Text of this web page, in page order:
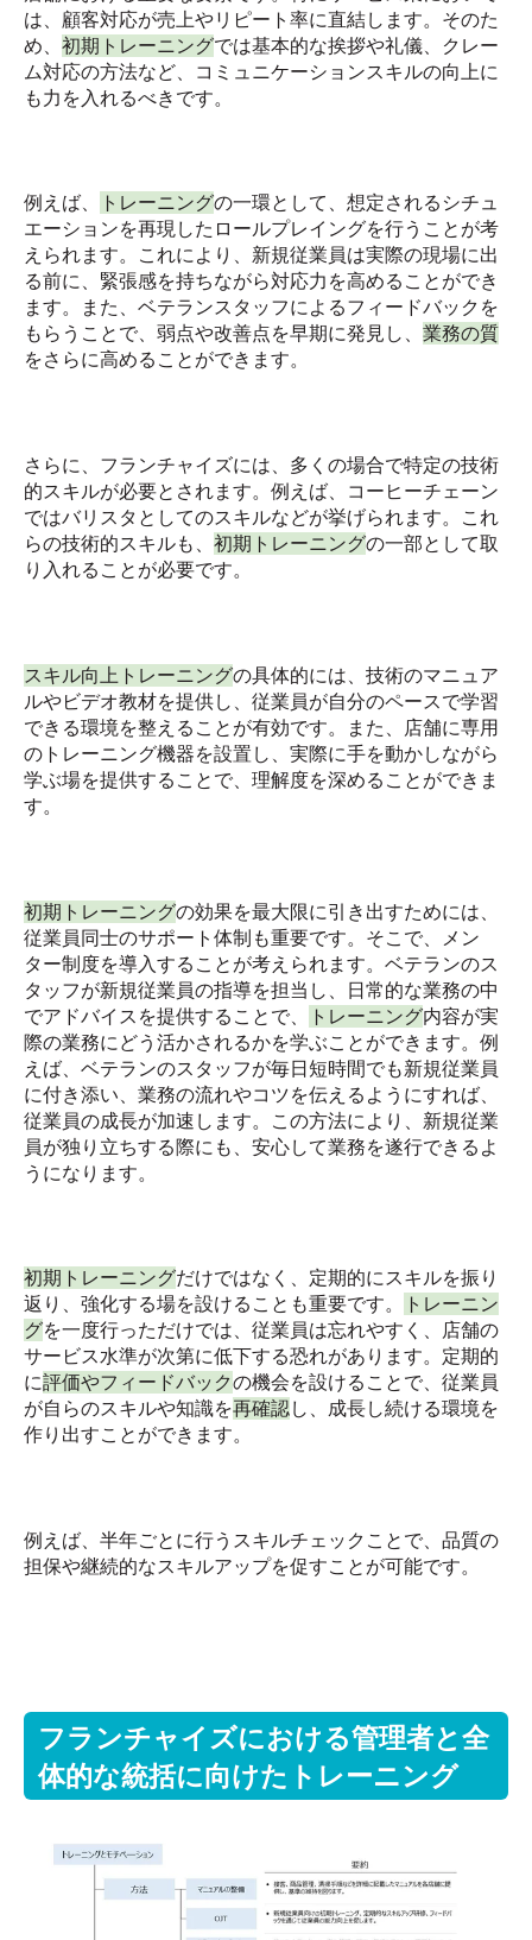
は、顧客対応が売上やリピート率に直結します。そのた
め、 初期トレーニングでは基本的な挨拶や礼儀、クレー
ム対応の方法など、コミュニケーションスキルの向上に
も力を入れるべきです。
例えば、 トレーニングの一環として、想定されるシチュ
エーションを再現したロールプレイングを行うことが考
えられます。これにより、新規従業員は実際の現場に出
る前に、緊張感を持ちながら対応力を高めることができ
ます。また、ベテランスタッフによるフィードバックを
もらうことで、弱点や改善点を早期に発見し、 業務の質
をさらに高めることができます。
さらに、フランチャイズには、多くの場合で特定の技術
的スキルが必要とされます。例えば、コーヒーチェーン
ではバリスタとしてのスキルなどが挙げられます。これ
らの技術的スキルも、 初期トレーニングの一部として取
り入れることが必要です。
スキル向上トレーニングの具体的には、技術のマニュア
ルやビデオ教材を提供し、従業員が自分のペースで学習
できる環境を整えることが有効です。また、店舗に専用
のトレーニング機器を設置し、実際に手を動かしながら
学ぶ場を提供することで、理解度を深めることができま
す。
初期トレーニングの効果を最大限に引き出すためには、
従業員同士のサポート体制も重要です。そこで、メン
ター制度を導入することが考えられます。ベテランのス
タッフが新規従業員の指導を担当し、日常的な業務の中
でアドバイスを提供することで、
トレーニング内容が実
際の業務にどう活かされるかを学ぶことができます。例
えば、ベテランのスタッフが毎日短時間でも新規従業員
に付き添い、業務の流れやコツを伝えるようにすれば、
従業員の成長が加速します。この方法により、新規従業
員が独り立ちする際にも、安心して業務を遂行できるよ
うになります。
初期トレーニングだけではなく、定期的にスキルを振り
返り、強化する場を設けることも重要です。
トレーニン
グを一度行っただけでは、従業員は忘れやすく、店舗の
サービス水準が次第に低下する恐れがあります。定期的
に評価やフィードバックの機会を設けることで、従業員
が自らのスキルや知識を再確認し、成長し続ける環境を
作り出すことができます。
例えば、半年ごとに行うスキルチェックことで、品質の
担保や継続的なスキルアップを促すことが可能です。
フランチャイズにおける管理者と全
体的な統括に向けたトレーニング